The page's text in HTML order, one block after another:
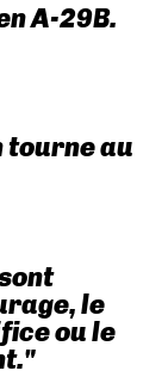
A-29B.
tourne au
le
ou le